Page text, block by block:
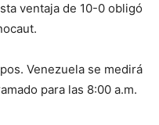
ventaja de 10-0 obligó
Venezuela se medirá
para las 8:00 a.m.